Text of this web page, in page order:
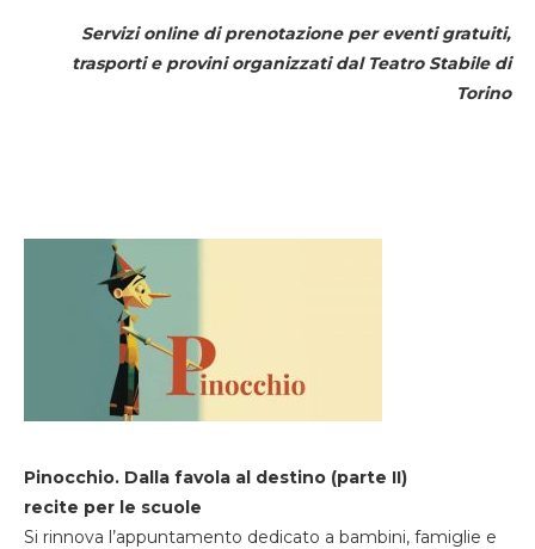
Servizi online di prenotazione per eventi gratuiti,
trasporti e provini organizzati dal Teatro Stabile di
Torino
Pinocchio. Dalla favola al destino (parte II)
recite per le scuole
Si rinnova l’appuntamento dedicato a bambini, famiglie e